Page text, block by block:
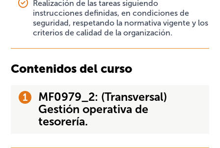
Realización de las tareas siguiendo
instrucciones definidas, en condiciones de
seguridad, respetando la normativa vigente y los
criterios de calidad de la organización.
Contenidos del curso
MF0979_2: (Transversal)
Gestión operativa de
tesorería.